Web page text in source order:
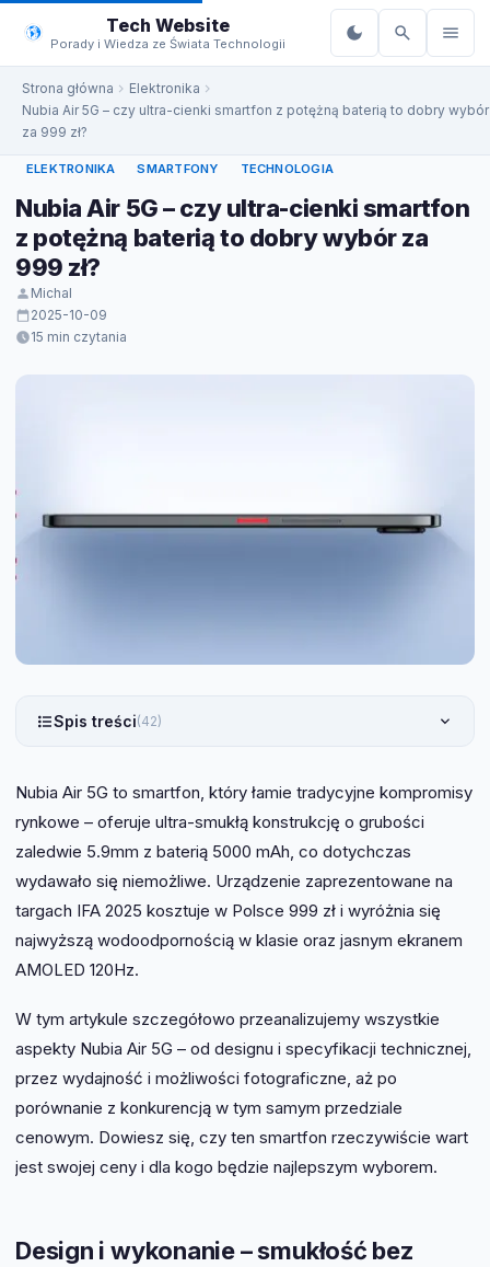
do
treści
Tech Website
Porady i Wiedza ze Świata Technologii
Strona główna
Elektronika
Nubia Air 5G – czy ultra-cienki smartfon z potężną baterią to dobry wybór
za 999 zł?
ELEKTRONIKA SMARTFONY TECHNOLOGIA
Nubia Air 5G – czy ultra-cienki smartfon
z potężną baterią to dobry wybór za
999 zł?
Michal
2025-10-09
15 min czytania
Spis treści(42)
Nubia Air 5G to smartfon, który łamie tradycyjne kompromisy
rynkowe – oferuje ultra-smukłą konstrukcję o grubości
zaledwie 5.9mm z baterią 5000 mAh, co dotychczas
wydawało się niemożliwe. Urządzenie zaprezentowane na
targach IFA 2025 kosztuje w Polsce 999 zł i wyróżnia się
najwyższą wodoodpornością w klasie oraz jasnym ekranem
AMOLED 120Hz.
W tym artykule szczegółowo przeanalizujemy wszystkie
aspekty Nubia Air 5G – od designu i specyfikacji technicznej,
przez wydajność i możliwości fotograficzne, aż po
porównanie z konkurencją w tym samym przedziale
cenowym. Dowiesz się, czy ten smartfon rzeczywiście wart
jest swojej ceny i dla kogo będzie najlepszym wyborem.
Design i wykonanie – smukłość bez